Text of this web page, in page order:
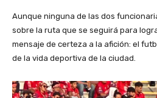
Aunque ninguna de las dos
sobre la ruta que se seguirá para
mensaje de certeza a la afición: el
de la vida deportiva de la ciudad.